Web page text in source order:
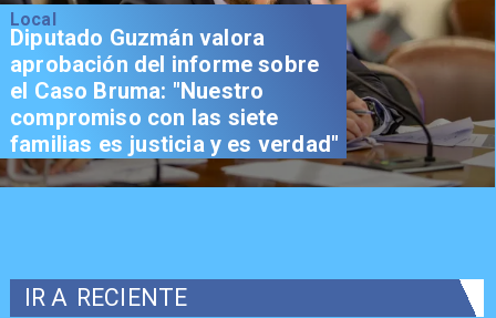
Local
Diputado Guzmán valora
aprobación del informe sobre
el Caso Bruma: "Nuestro
compromiso con las siete
familias es justicia y es verdad"
IR A RECIENTE